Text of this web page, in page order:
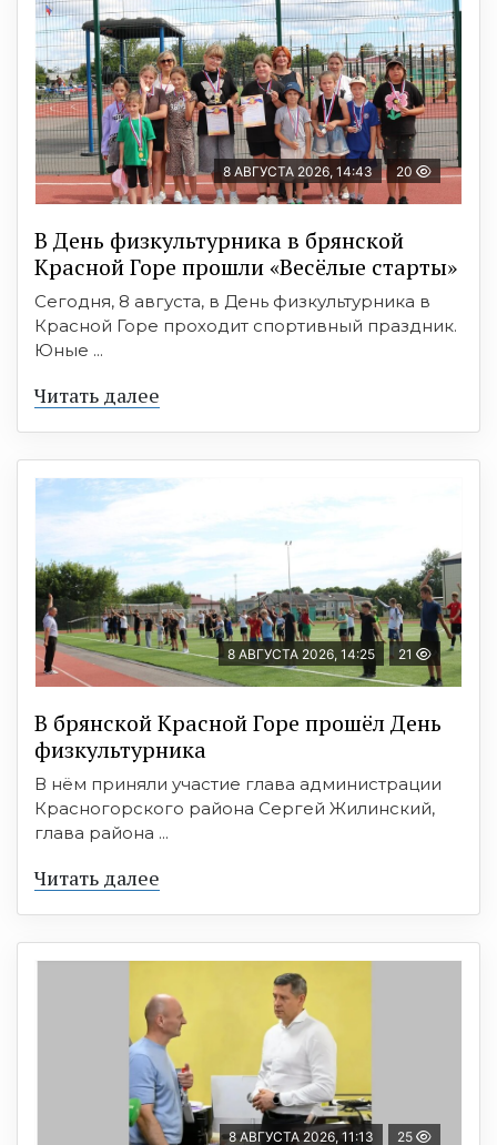
8 АВГУСТА 2026, 14:43 20
В День физкультурника в брянской
Красной Горе прошли «Весёлые старты»
Сегодня, 8 августа, в День физкультурника в
Красной Горе проходит спортивный праздник.
Юные ...
Читать далее
8 АВГУСТА 2026, 14:25 21
В брянской Красной Горе прошёл День
физкультурника
В нём приняли участие глава администрации
Красногорского района Сергей Жилинский,
глава района ...
Читать далее
8 АВГУСТА 2026, 11:13 25